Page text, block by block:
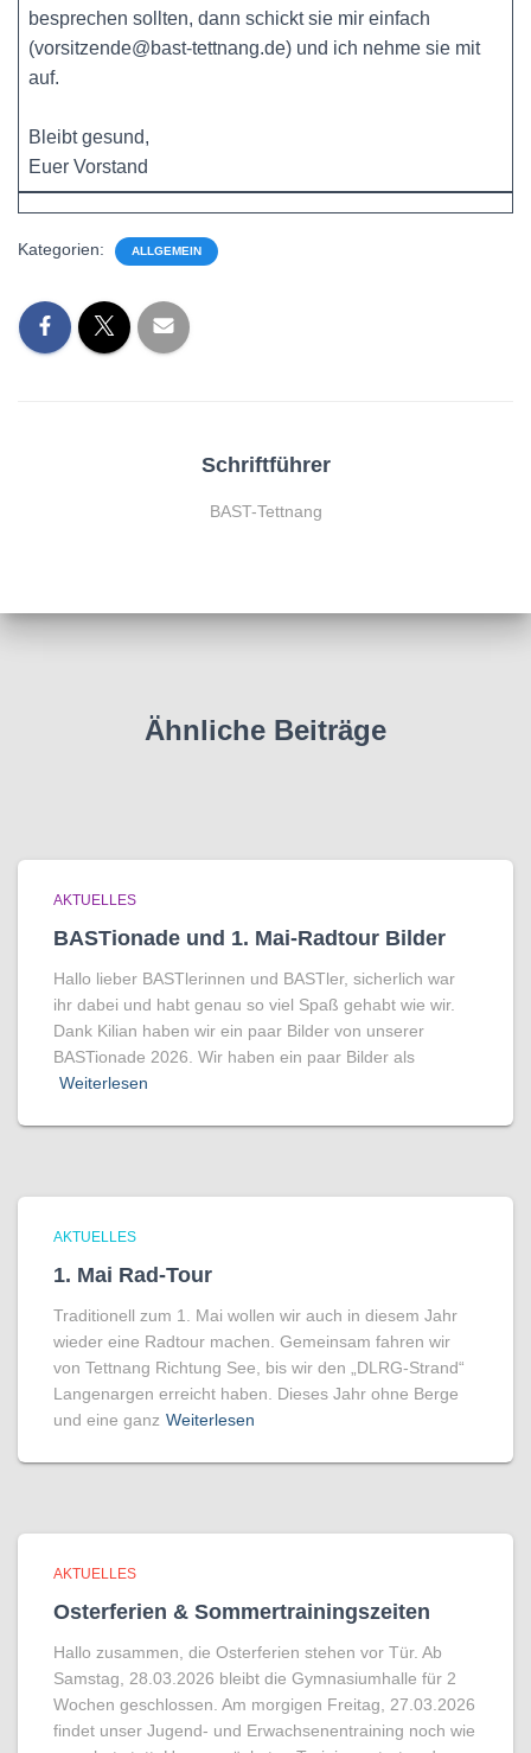
besprechen sollten, dann schickt sie mir einfach
(vorsitzende@bast-tettnang.de) und ich nehme sie mit
auf.
Bleibt gesund,
Euer Vorstand
Kategorien: ALLGEMEIN
Schriftführer
BAST-Tettnang
Ähnliche Beiträge
AKTUELLES
BASTionade und 1. Mai-Radtour Bilder
Hallo lieber BASTlerinnen und BASTler, sicherlich war
ihr dabei und habt genau so viel Spaß gehabt wie wir.
Dank Kilian haben wir ein paar Bilder von unserer
BASTionade 2026. Wir haben ein paar Bilder als
Weiterlesen
AKTUELLES
1. Mai Rad-Tour
Traditionell zum 1. Mai wollen wir auch in diesem Jahr
wieder eine Radtour machen. Gemeinsam fahren wir
von Tettnang Richtung See, bis wir den „DLRG-Strand“
Langenargen erreicht haben. Dieses Jahr ohne Berge
und eine ganz Weiterlesen
AKTUELLES
Osterferien & Sommertrainingszeiten
Hallo zusammen, die Osterferien stehen vor Tür. Ab
Samstag, 28.03.2026 bleibt die Gymnasiumhalle für 2
Wochen geschlossen. Am morgigen Freitag, 27.03.2026
findet unser Jugend- und Erwachsenentraining noch wie